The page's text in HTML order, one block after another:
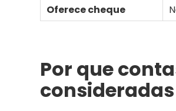
Oferece cheque
Por que